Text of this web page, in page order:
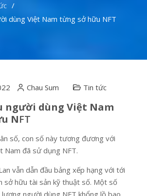
dùng Việt Nam từng sở hữu NFT
Chau Sum Tin tức
người dùng Việt Nam
NFT
số, con số này tương đương với
Nam đã sử dụng NFT.
vẫn dẫn đầu bảng xếp hạng với tới
sở hữu tài sản kỹ thuật số. Một số
lượng người dùng NFT khổng lồ bao